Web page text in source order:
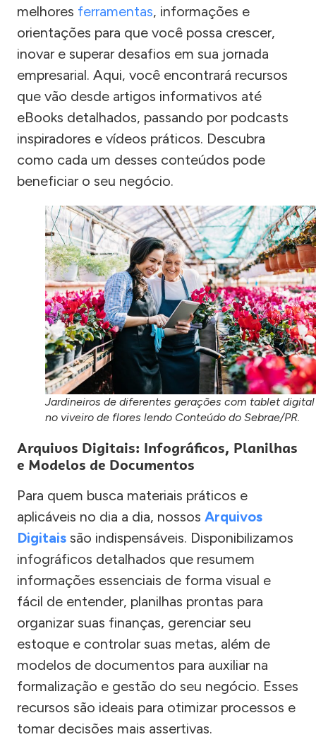
melhores ferramentas, informações e
orientações para que você possa crescer,
inovar e superar desafios em sua jornada
empresarial. Aqui, você encontrará recursos
que vão desde artigos informativos até
eBooks detalhados, passando por podcasts
inspiradores e vídeos práticos. Descubra
como cada um desses conteúdos pode
beneficiar o seu negócio.
Jardineiros de diferentes gerações com tablet digital
no viveiro de flores lendo Conteúdo do Sebrae/PR.
Arquivos Digitais: Infográficos, Planilhas
e Modelos de Documentos
Para quem busca materiais práticos e
aplicáveis no dia a dia, nossos Arquivos
Digitais são indispensáveis. Disponibilizamos
infográficos detalhados que resumem
informações essenciais de forma visual e
fácil de entender, planilhas prontas para
organizar suas finanças, gerenciar seu
estoque e controlar suas metas, além de
modelos de documentos para auxiliar na
formalização e gestão do seu negócio. Esses
recursos são ideais para otimizar processos e
tomar decisões mais assertivas.